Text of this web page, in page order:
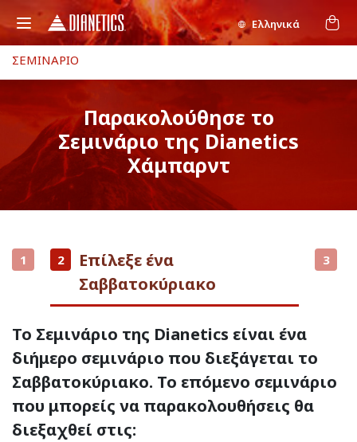
Ελληνικά
ΣΕΜΙΝΑΡΙΟ
Παρακολούθησε το
Σεμινάριο της Dianetics
Χάμπαρντ
1 2
Επίλεξε ένα
Σαββατοκύριακο
3
Το Σεμινάριο της Dianetics είναι ένα
διήμερο σεμινάριο που διεξάγεται το
Σαββατοκύριακο. Το επόμενο σεμινάριο
που μπορείς να παρακολουθήσεις θα
διεξαχθεί στις: